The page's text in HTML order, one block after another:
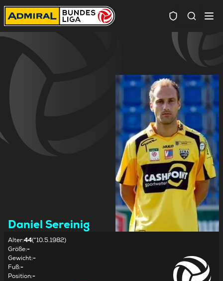
Daniel Sereinig
Alter:44(*10.5.1982)
Größe:-
Gewicht:-
Fuß:-
Position:-